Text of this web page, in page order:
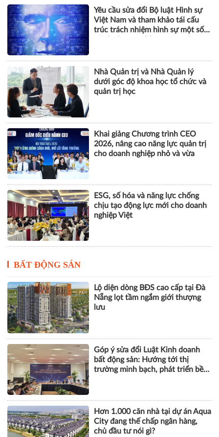
KHOA HỌC QUẢN LÝ
Yêu cầu sửa đổi Bộ luật Hình sự
Việt Nam và tham khảo tái cấu
trúc trách nhiệm hình sự một số
Nhà Quản trị và Nhà Quản lý
dưới góc độ khoa học tổ chức và
quản trị học
Khai giảng Chương trình CEO
2026, nâng cao năng lực quản trị
cho doanh nghiệp nhỏ và vừa
BẤT ĐỘNG SẢN
Lộ diện dòng BĐS cao cấp tại Đà
Nẵng lọt tầm ngắm giới thượng
lưu
Góp ý sửa đổi Luật Kinh doanh
bất động sản: Hướng tới thị